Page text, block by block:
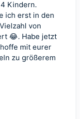
Kindern.
ich erst in den
von
😂. Habe jetzt
mit eurer
zu größerem